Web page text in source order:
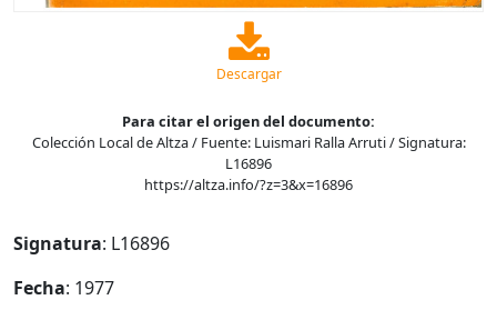
Descargar
Para citar el origen del documento:
Colección Local de Altza / Fuente: Luismari Ralla Arruti / Signatura:
L16896
https://altza.info/?z=3&x=16896
Signatura: L16896
Fecha: 1977